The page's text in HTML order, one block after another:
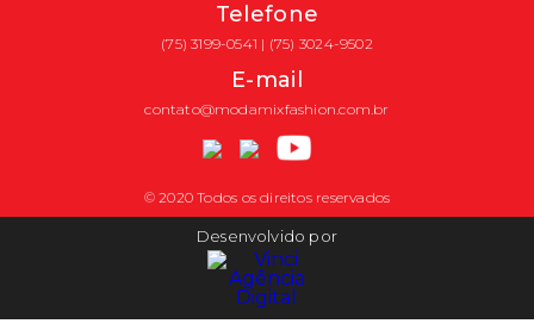
Telefone
(75) 3199-0541 | (75) 3024-9502
E-mail
contato@modamixfashion.com.br
© 2020 Todos os direitos reservados
Desenvolvido por